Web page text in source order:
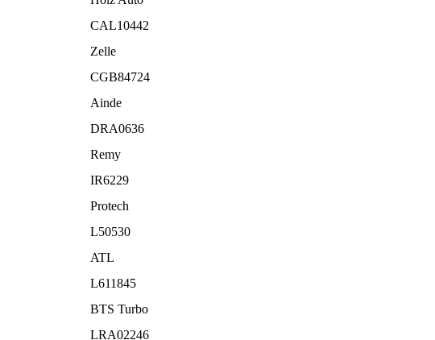
CAL10442
Zelle
CGB84724
Ainde
DRA0636
Remy
IR6229
Protech
L50530
ATL
L611845
BTS Turbo
LRA02246